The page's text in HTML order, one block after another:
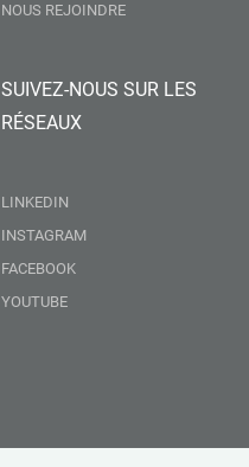
NOUS REJOINDRE
SUIVEZ-NOUS SUR LES
RÉSEAUX
LINKEDIN
INSTAGRAM
FACEBOOK
YOUTUBE